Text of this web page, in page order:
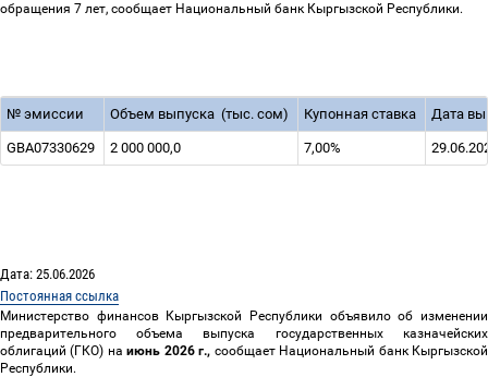
обращения 7 лет, сообщает Национальный банк Кыргызской Республики.
№ эмиссии Объем выпуска (тыс. сом) Купонная ставка Дата
GBA07330629 2 000 000,0 7,00%
Дата: 25.06.2026
Постоянная ссылка
Министерство финансов Кыргызской Республики объявило об изменении
предварительного объема выпуска государственных казначейских
облигаций (ГКО) наиюнь 2026 г., сообщает Национальный банк Кыргызской
Республики.